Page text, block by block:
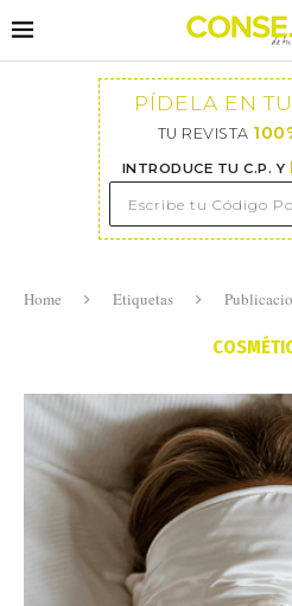
PÍDELA EN TU
TU REVISTA
INTRODUCE TU C.P. Y
Home Etiquetas